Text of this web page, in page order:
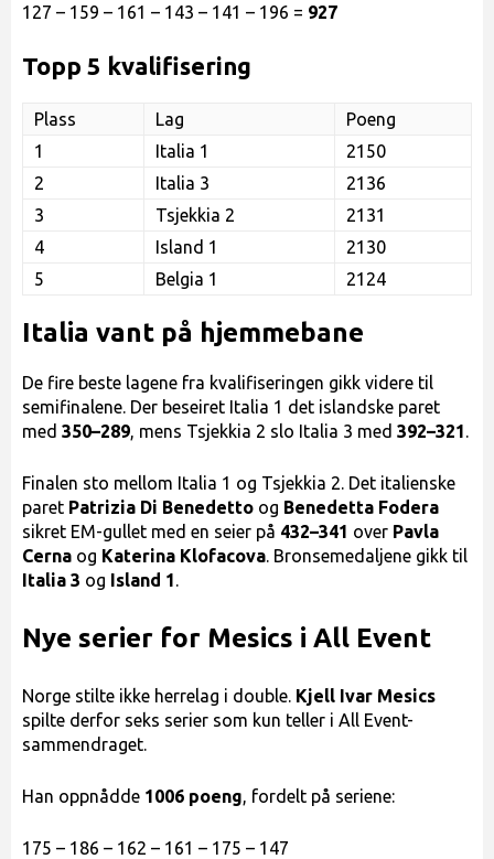
127 – 159 – 161 – 143 – 141 – 196 = 927
Topp 5 kvalifisering
Plass Lag
Poeng
1
Italia 1
2150
2
Italia 3
2136
3
Tsjekkia 2
2131
4
Island 1
2130
5
Belgia 1 2124
Italia vant på hjemmebane
De fire beste lagene fra kvalifiseringen gikk videre til
semifinalene. Der beseiret Italia 1 det islandske paret
med 350–289, mens Tsjekkia 2 slo Italia 3 med 392–321.
Finalen sto mellom Italia 1 og Tsjekkia 2. Det italienske
paret Patrizia Di Benedetto og Benedetta Fodera
sikret EM-gullet med en seier på 432–341 over Pavla
Cerna og Katerina Klofacova. Bronsemedaljene gikk til
Italia 3 og Island 1.
Nye serier for Mesics i All Event
Norge stilte ikke herrelag i double. Kjell Ivar Mesics
spilte derfor seks serier som kun teller i All Event-
sammendraget.
Han oppnådde 1006 poeng, fordelt på seriene:
175 – 186 – 162 – 161 – 175 – 147